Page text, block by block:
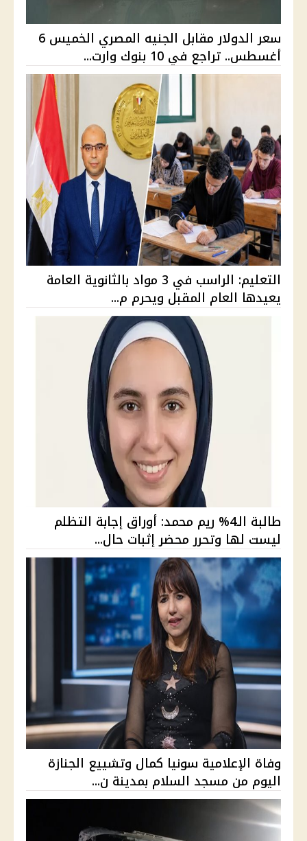
سعر الدولار مقابل الجنيه المصري الخميس 6
أغسطس.. تراجع في 10 بنوك وارت...
التعليم: الراسب في 3 مواد بالثانوية العامة
يعيدها العام المقبل ويحرم م...
طالبة الـ4% ريم محمد: أوراق إجابة التظلم
ليست لها وتحرر محضر إثبات حال...
وفاة الإعلامية سونيا كمال وتشييع الجنازة
اليوم من مسجد السلام بمدينة ن...